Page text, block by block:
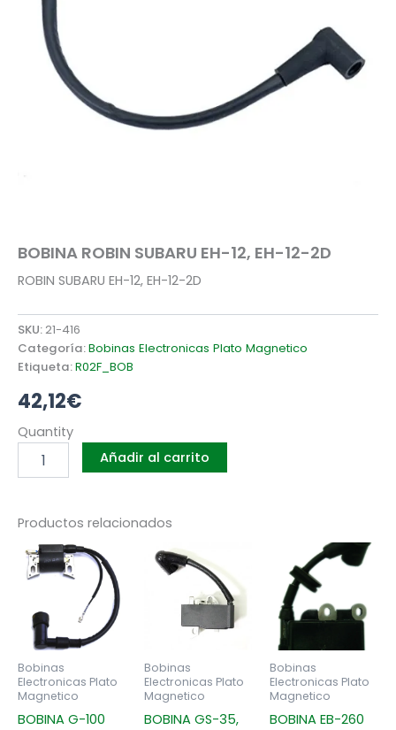
BOBINA ROBIN SUBARU EH-12, EH-12-2D
ROBIN SUBARU EH-12, EH-12-2D
SKU:21-416
Categoría:Bobinas Electronicas Plato Magnetico
Etiqueta:R02F_BOB
42,12€
Quantity
BOBINA
ROBIN
SUBARU
EH-
EH-
2D
cantidad
Añadir al carrito
Productos relacionados
Bobinas
Electronicas Plato
Magnetico
BOBINA G-100
Bobinas
Electronicas Plato
Magnetico
BOBINA GS-35,
Bobinas
Electronicas Plato
Magnetico
BOBINA EB-260